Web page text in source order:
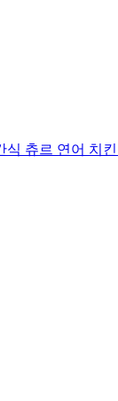
츄르 연어 치